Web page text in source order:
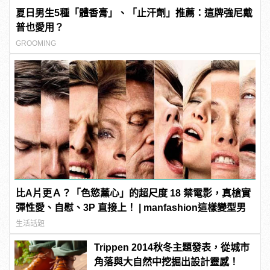
夏日男生5種「體香膏」、「止汗劑」推薦：這牌強尼戴
普也愛用？
GROOMING
比A片更Ａ？「色慾薰心」的超尺度 18 禁電影，真槍實
彈性愛、自慰、3P 直接上！ | manfashion這樣變型男
生活話題
Trippen 2014秋冬主題發表，從城市
角落與大自然中挖掘出設計靈感！